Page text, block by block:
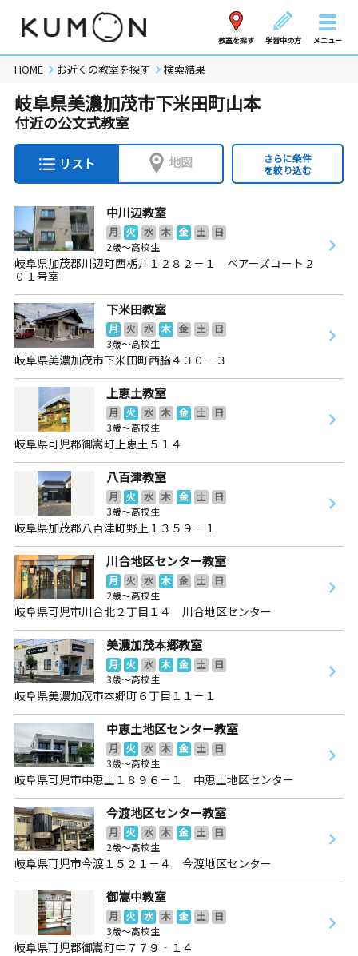
教室を探す 学習中の方 メニュー
HOME お近くの教室を探す 検索結果
岐阜県美濃加茂市下米田町山本
付近の公文式教室
リスト 地図
さらに条件
を絞り込む
中川辺教室
月 火 水 木 金 土
日
2歳～高校生
岐阜県加茂郡川辺町西栃井１２８２－１ ベアーズコート２
０１号室
下米田教室
月 火 水 木 金 土
日
3歳～高校生
岐阜県美濃加茂市下米田町西脇４３０－３
上恵土教室
月 火 水 木 金 土
日
3歳～高校生
岐阜県可児郡御嵩町上恵土５１４
八百津教室
月 火 水 木 金 土
日
3歳～高校生
岐阜県加茂郡八百津町野上１３５９－１
川合地区センター教室
月 火 水 木 金 土
日
2歳～高校生
岐阜県可児市川合北２丁目１４ 川合地区センター
美濃加茂本郷教室
月 火 水 木 金 土
日
3歳～高校生
岐阜県美濃加茂市本郷町６丁目１１－１
中恵土地区センター教室
月 火 水 木 金 土
日
3歳～高校生
岐阜県可児市中恵土１８９６－１ 中恵土地区センター
今渡地区センター教室
月 火 水 木 金 土
日
2歳～高校生
岐阜県可児市今渡１５２１－４ 今渡地区センター
御嵩中教室
月 火 水 木 金 土
日
3歳～高校生
岐阜県可児郡御嵩町中７７９‐１４